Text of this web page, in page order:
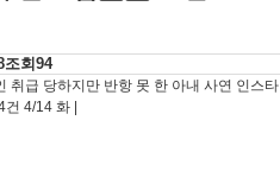
조회 94
급 당하지만 반항 못 한 아내 사연 인스타
건 4/14 화 |